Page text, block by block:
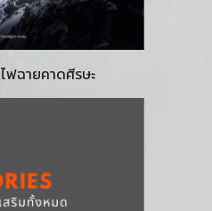
ไฟฉายคาดศีรษะ